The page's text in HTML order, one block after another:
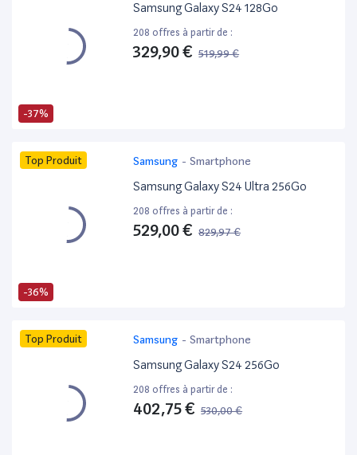
-37%
Samsung Galaxy S24 128Go
208 offres à partir de :
329,90 € 519,99 €
-36%
Top Produit Samsung - Smartphone
Samsung Galaxy S24 Ultra 256Go
208 offres à partir de :
529,00 € 829,97 €
Top Produit Samsung - Smartphone
Samsung Galaxy S24 256Go
208 offres à partir de :
402,75 € 530,00 €